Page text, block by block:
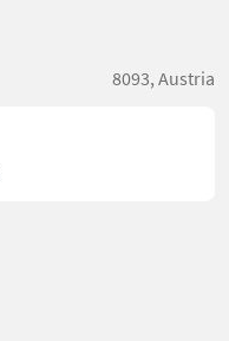
8093, Austria